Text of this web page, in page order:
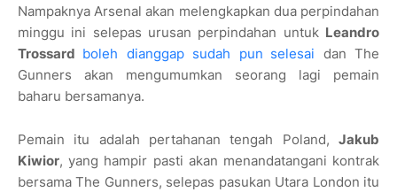
Nampaknya Arsenal akan melengkapkan dua perpindahan
minggu ini selepas urusan perpindahan untuk Leandro
Trossard boleh dianggap sudah pun selesai dan The
Gunners akan mengumumkan seorang lagi pemain
baharu bersamanya.
Pemain itu adalah pertahanan tengah Poland, Jakub
Kiwior, yang hampir pasti akan menandatangani kontrak
bersama The Gunners, selepas pasukan Utara London itu